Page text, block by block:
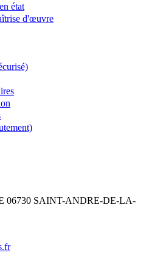
état
d'œuvre
06730 SAINT-ANDRE-DE-LA-